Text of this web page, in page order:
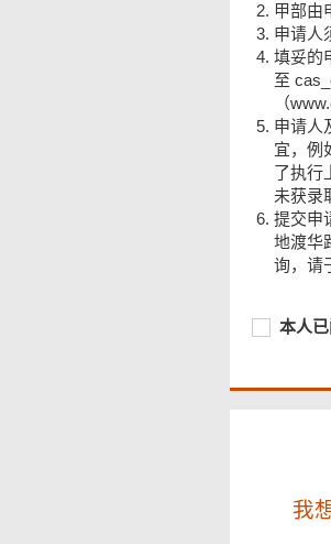
甲部由
申请人
填妥的
至
（
申请人
宜，例
了执行
未获录
提交申
地渡华
询，请
本
阅
必
供
本人
我